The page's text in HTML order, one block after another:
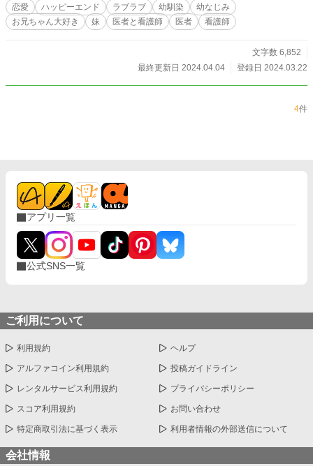
恋愛 ハッピーエンド ラブラブ 幼馴染
幼なじみ
お兄ちゃん大好き
妹 医者と看護師 医者 看護師
文字数 6,852
最終更新日 2024.04.04
登録日 2024.03.22
4件
アプリ一覧
公式SNS一覧
ご利用について
利用規約 ヘルプ
アルファコイン利用規約 投稿ガイドライン
レンタルサービス利用規約 プライバシーポリシー
スコア利用規約 お問い合わせ
特定商取引法に基づく表示 利用者情報の外部送信について
会社情報